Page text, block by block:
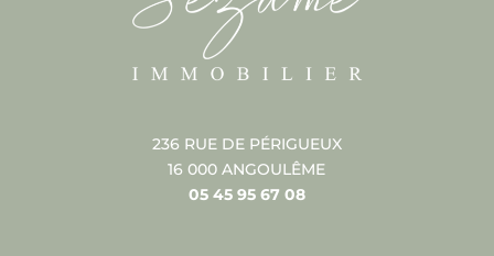
236 RUE DE PÉRIGUEUX
16 000 ANGOULÊME
05 45 95 67 08